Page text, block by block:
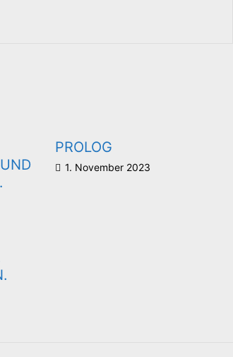
PROLOG
1. November 2023